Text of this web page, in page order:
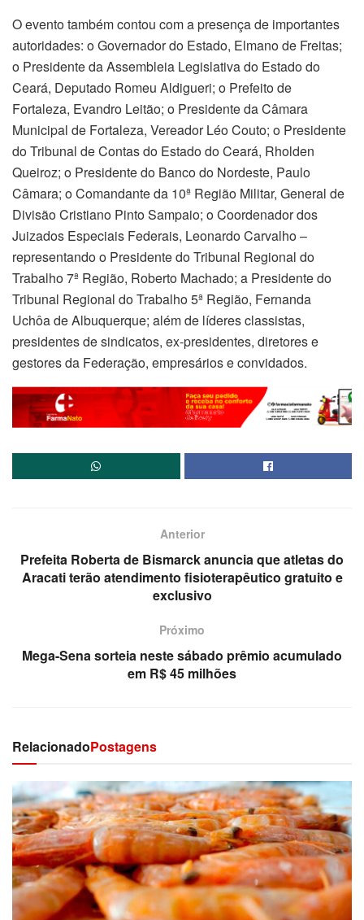
O evento também contou com a presença de importantes
autoridades: o Governador do Estado, Elmano de Freitas;
o Presidente da Assembleia Legislativa do Estado do
Ceará, Deputado Romeu Aldigueri; o Prefeito de
Fortaleza, Evandro Leitão; o Presidente da Câmara
Municipal de Fortaleza, Vereador Léo Couto; o Presidente
do Tribunal de Contas do Estado do Ceará, Rholden
Queiroz; o Presidente do Banco do Nordeste, Paulo
Câmara; o Comandante da 10ª Região Militar, General de
Divisão Cristiano Pinto Sampaio; o Coordenador dos
Juizados Especiais Federais, Leonardo Carvalho –
representando o Presidente do Tribunal Regional do
Trabalho 7ª Região, Roberto Machado; a Presidente do
Tribunal Regional do Trabalho 5ª Região, Fernanda
Uchôa de Albuquerque; além de líderes classistas,
presidentes de sindicatos, ex-presidentes, diretores e
gestores da Federação, empresários e convidados.
Anterior
Prefeita Roberta de Bismarck anuncia que atletas do
Aracati terão atendimento fisioterapêutico gratuito e
exclusivo
Próximo
Mega-Sena sorteia neste sábado prêmio acumulado
em R$ 45 milhões
RelacionadoPostagens